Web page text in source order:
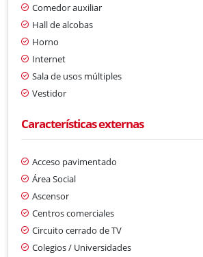
Comedor auxiliar
Hall de alcobas
Horno
Internet
Sala de usos múltiples
Vestidor
Características externas
Acceso pavimentado
Área Social
Ascensor
Centros comerciales
Circuito cerrado de TV
Colegios / Universidades